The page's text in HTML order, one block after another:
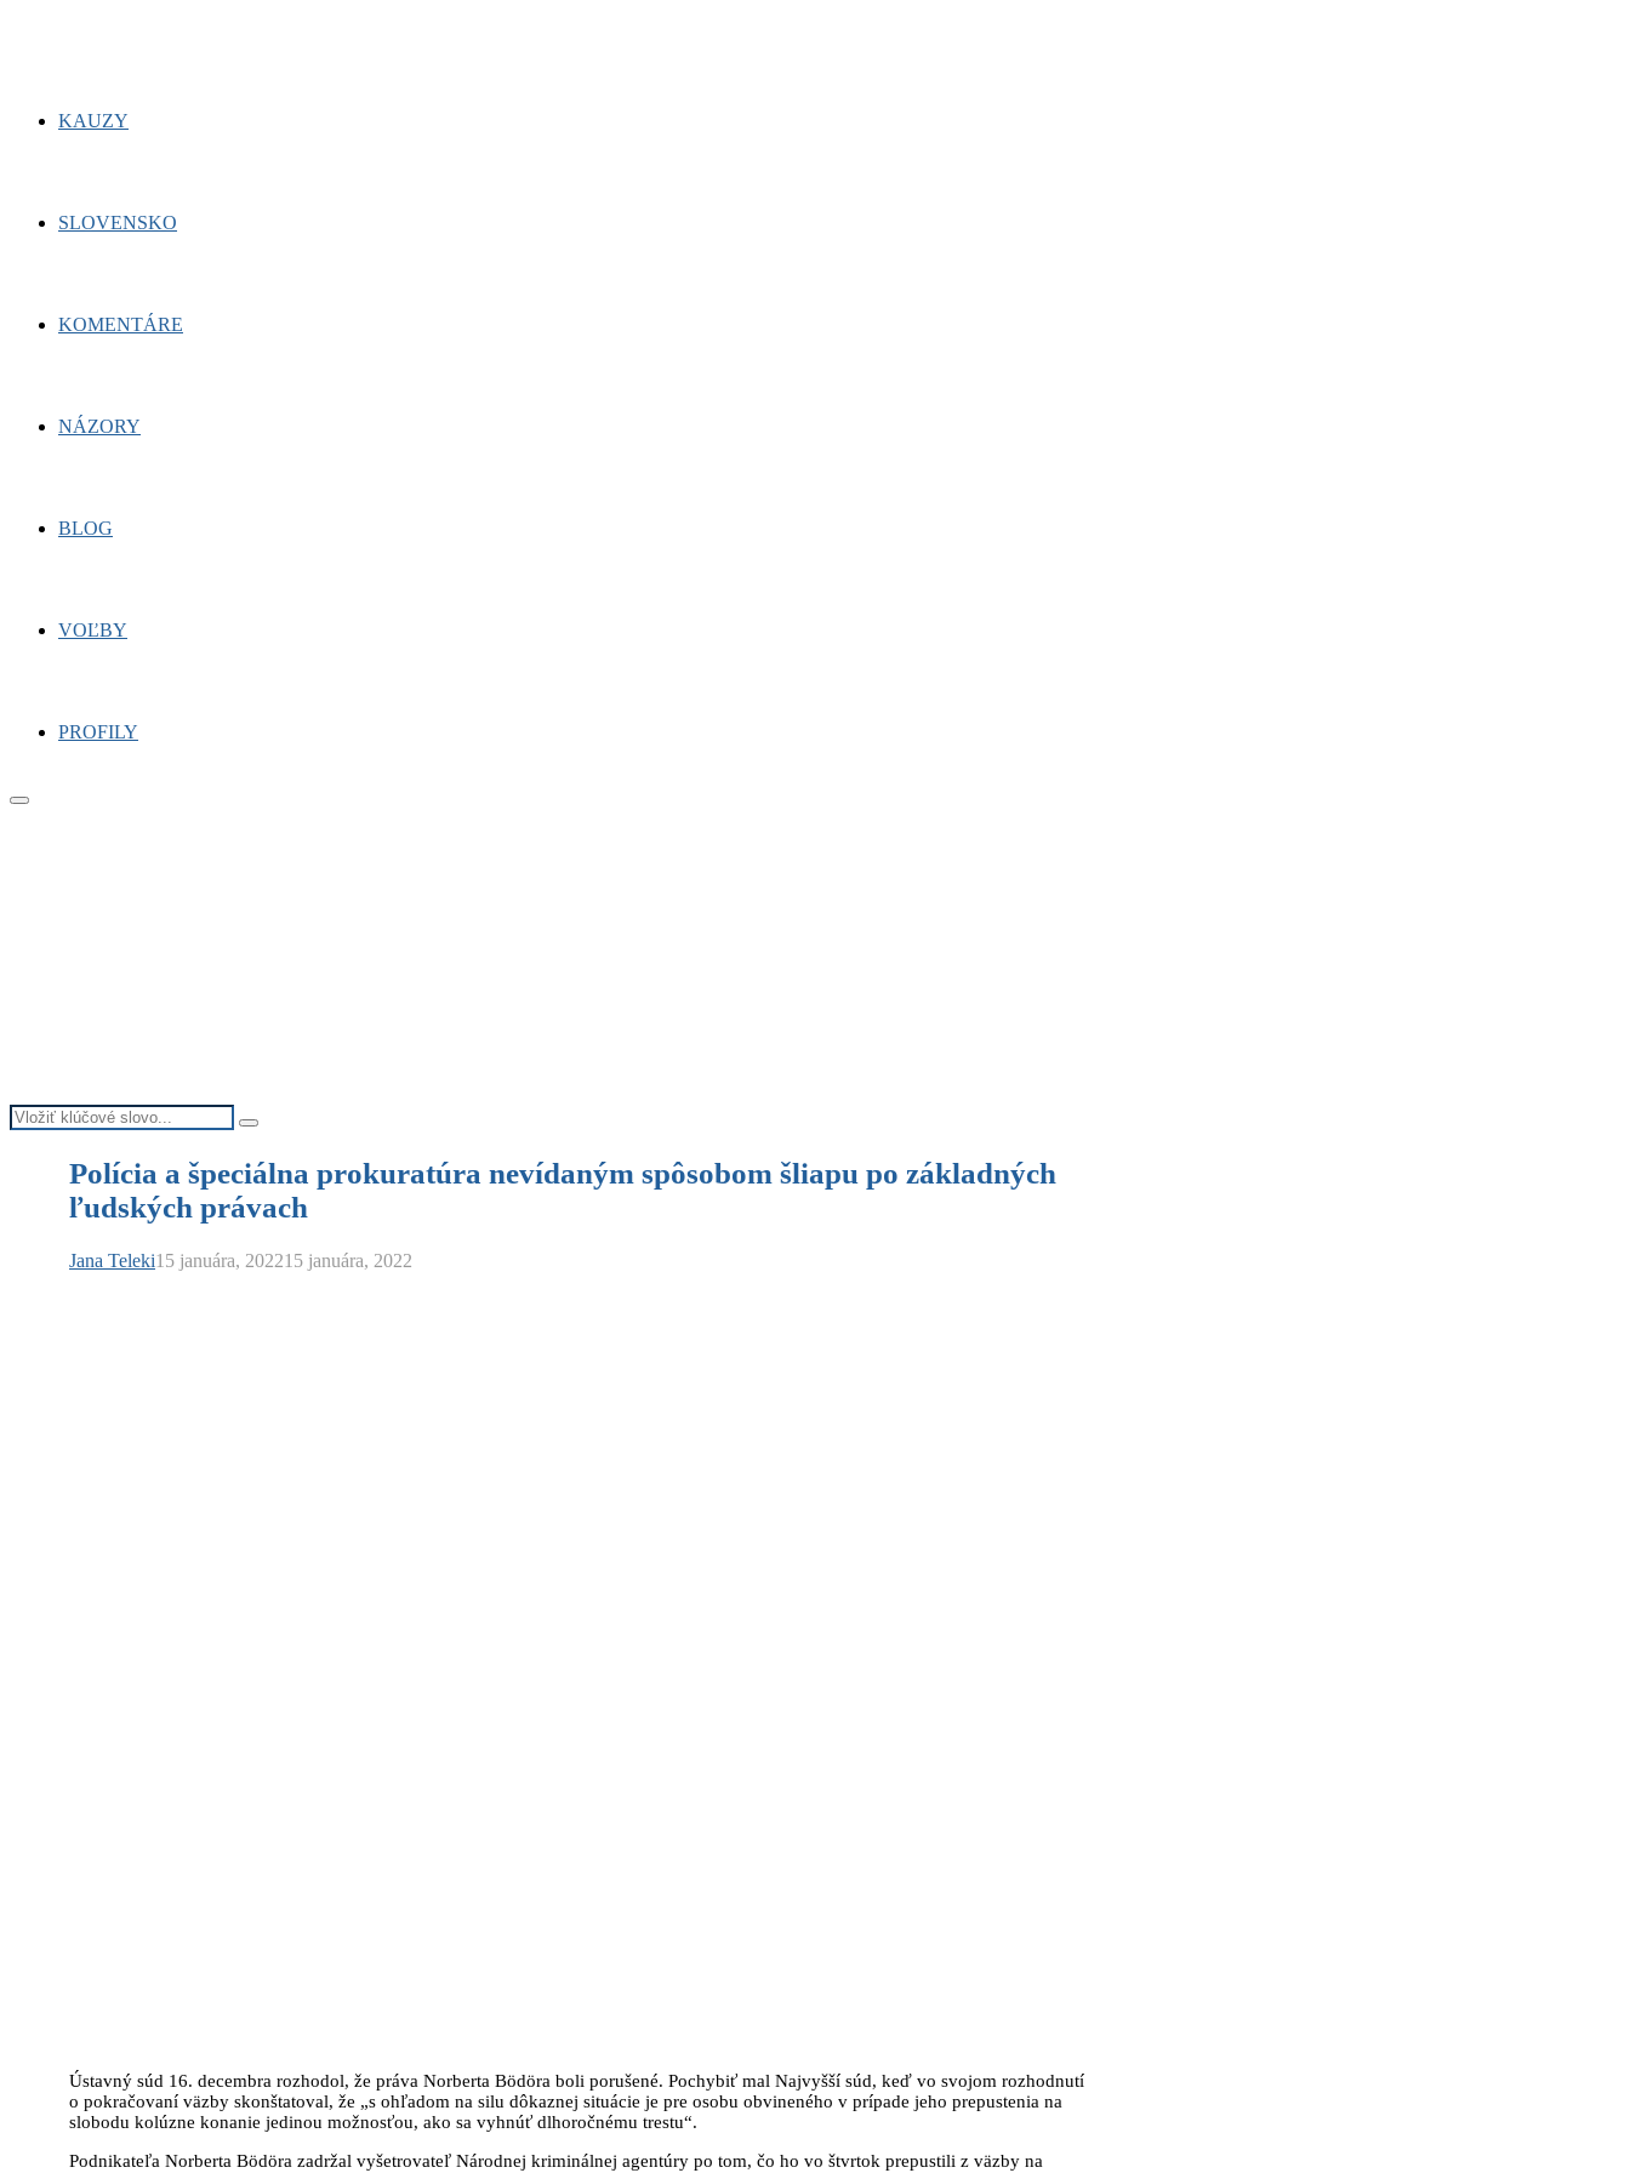
KAUZY
SLOVENSKO
KOMENTÁRE
NÁZORY
BLOG
VOĽBY
PROFILY
Primary
Search
for:
Search
Polícia a špeciálna prokuratúra nevídaným spôsobom šliapu po základných
ľudských právach
Jana Teleki15 januára, 202215 januára, 2022
Ústavný súd 16. decembra rozhodol, že práva Norberta Bödöra boli porušené. Pochybiť mal Najvyšší súd, keď vo svojom rozhodnutí
o pokračovaní väzby skonštatoval, že „s ohľadom na silu dôkaznej situácie je pre osobu obvineného v prípade jeho prepustenia na
slobodu kolúzne konanie jedinou možnosťou, ako sa vyhnúť dlhoročnému trestu“.
Podnikateľa Norberta Bödöra zadržal vyšetrovateľ Národnej kriminálnej agentúry po tom, čo ho vo štvrtok prepustili z väzby na